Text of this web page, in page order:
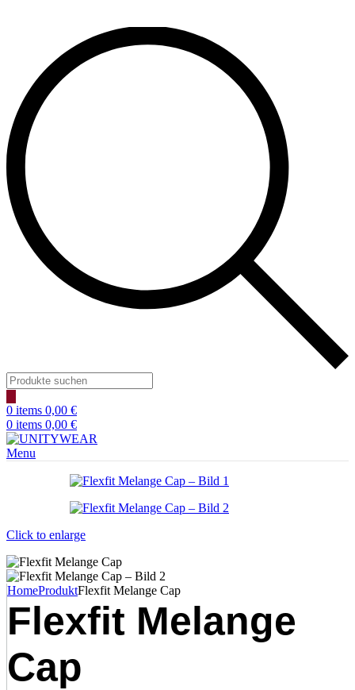
Products
search
0 items 0,00 €
0 items 0,00 €
Menu
Click to enlarge
HomeProduktFlexfit Melange Cap
Flexfit Melange
Cap